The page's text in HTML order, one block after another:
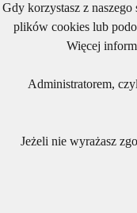
Gdy korzystasz z
plików cookies lub
Więcej
Administratorem,
Jeżeli nie wyrażasz